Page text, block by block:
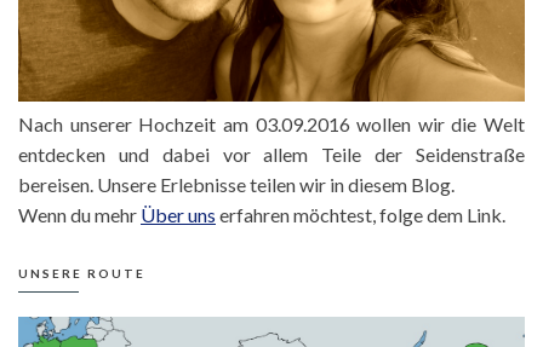
Nach unserer Hochzeit am 03.09.2016 wollen wir die Welt
entdecken und dabei vor allem Teile der Seidenstraße
bereisen. Unsere Erlebnisse teilen wir in diesem Blog.
Wenn du mehr Über uns erfahren möchtest, folge dem Link.
UNSERE ROUTE